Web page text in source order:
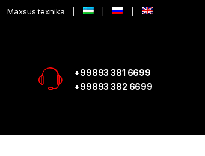
Maxsus texnika
+99893 381 6699
+99893 382 6699